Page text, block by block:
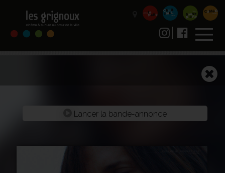
Lancer la bande-annonce